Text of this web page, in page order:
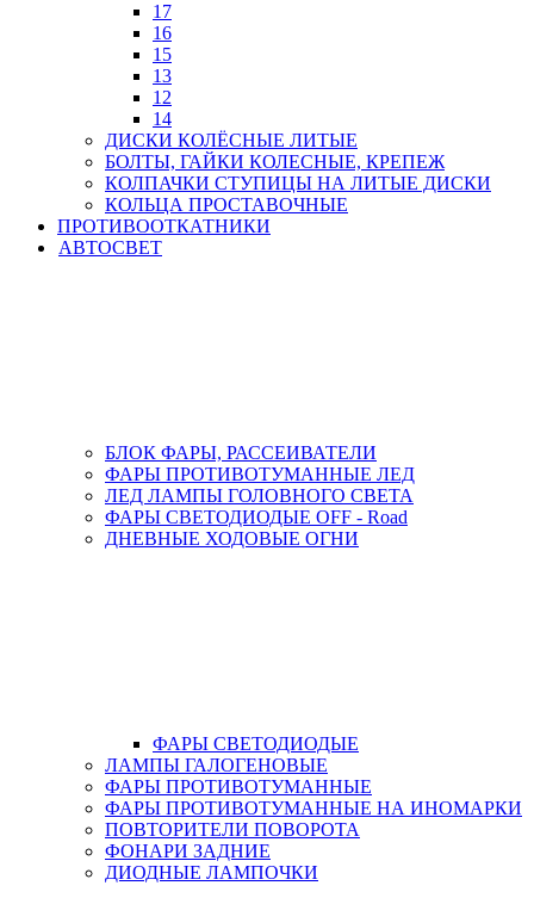
17
16
15
13
12
14
ДИСКИ КОЛЁСНЫЕ ЛИТЫЕ
БОЛТЫ, ГАЙКИ КОЛЕСНЫЕ, КРЕПЕЖ
КОЛПАЧКИ СТУПИЦЫ НА ЛИТЫЕ ДИСКИ
КОЛЬЦА ПРОСТАВОЧНЫЕ
ПРОТИВООТКАТНИКИ
АВТОСВЕТ
БЛОК ФАРЫ, РАССЕИВАТЕЛИ
ФАРЫ ПРОТИВОТУМАННЫЕ ЛЕД
ЛЕД ЛАМПЫ ГОЛОВНОГО СВЕТА
ФАРЫ СВЕТОДИОДЫЕ OFF - Road
ДНЕВНЫЕ ХОДОВЫЕ ОГНИ
ФАРЫ СВЕТОДИОДЫЕ
ЛАМПЫ ГАЛОГЕНОВЫЕ
ФАРЫ ПРОТИВОТУМАННЫЕ
ФАРЫ ПРОТИВОТУМАННЫЕ НА ИНОМАРКИ
ПОВТОРИТЕЛИ ПОВОРОТА
ФОНАРИ ЗАДНИЕ
ДИОДНЫЕ ЛАМПОЧКИ